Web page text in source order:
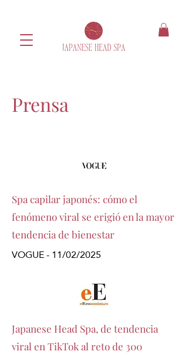
Prensa
Spa capilar japonés: cómo el
fenómeno viral se erigió en la mayor
tendencia de bienestar
VOGUE - 11/02/2025
Japanese Head Spa, de tendencia
viral en TikTok al reto de 300